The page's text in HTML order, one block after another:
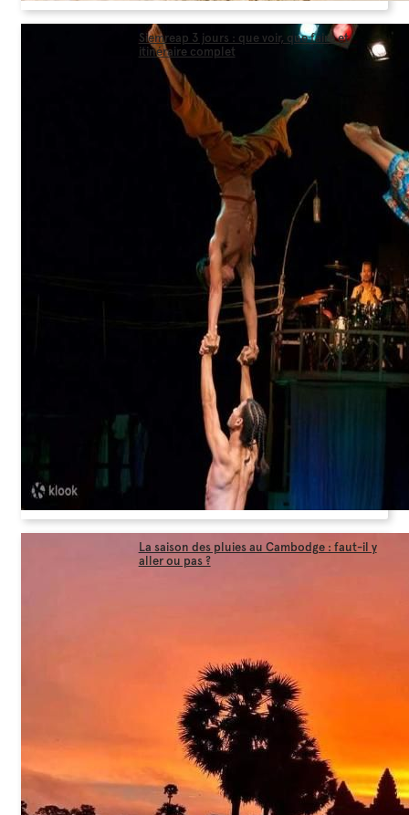
Siemreap 3 jours : que voir, que faire et
itinéraire complet
La saison des pluies au Cambodge : faut-il y
aller ou pas ?